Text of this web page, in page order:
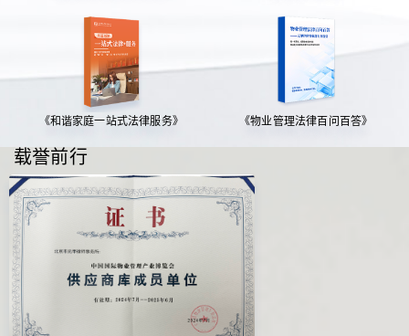
《和谐家庭一站式法律服务》 《物业管理法律百问百答》
载誉前行